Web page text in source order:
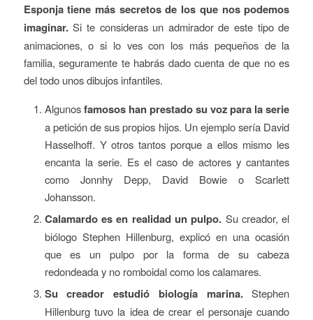
Esponja tiene más secretos de los que nos podemos
imaginar.Si te consideras un admirador de este tipo de
animaciones, o si lo ves con los más pequeños de la
familia, seguramente te habrás dado cuenta de que no es
del todo unos dibujos infantiles.
Algunosfamosos han prestado su voz para la serie
a petición de sus propios hijos. Un ejemplo sería David
Hasselhoff. Y otros tantos porque a ellos mismo les
encanta la serie. Es el caso de actores y cantantes
como Jonnhy Depp, David Bowie o Scarlett
Johansson.
Calamardo es en realidad un pulpo. Su creador, el
biólogo Stephen Hillenburg, explicó en una ocasión
que es un pulpo por la forma de su cabeza
redondeada y no romboidal como los calamares.
Su creador estudió biología marina.Stephen
Hillenburg tuvo la idea de crear el personaje cuando